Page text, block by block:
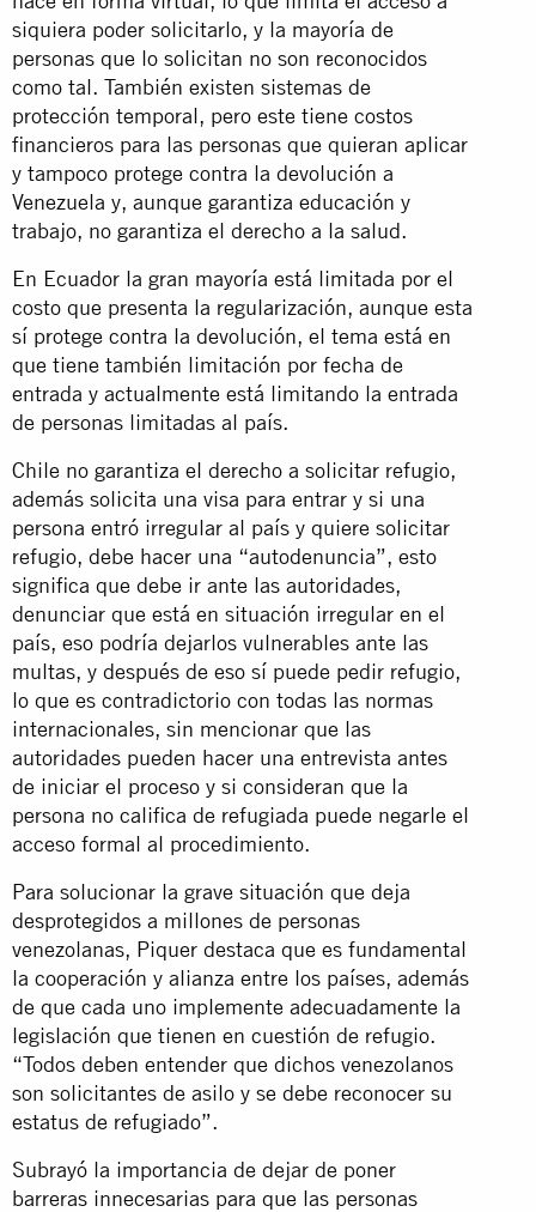
siquiera poder solicitarlo, y la mayoría de
personas que lo solicitan no son reconocidos
como tal. También existen sistemas de
protección temporal, pero este tiene costos
financieros para las personas que quieran aplicar
y tampoco protege contra la devolución a
Venezuela y, aunque garantiza educación y
trabajo, no garantiza el derecho a la salud.
En Ecuador la gran mayoría está limitada por el
costo que presenta la regularización, aunque esta
sí protege contra la devolución, el tema está en
que tiene también limitación por fecha de
entrada y actualmente está limitando la entrada
de personas limitadas al país.
Chile no garantiza el derecho a solicitar refugio,
además solicita una visa para entrar y si una
persona entró irregular al país y quiere solicitar
refugio, debe hacer una “autodenuncia”, esto
significa que debe ir ante las autoridades,
denunciar que está en situación irregular en el
país, eso podría dejarlos vulnerables ante las
multas, y después de eso sí puede pedir refugio,
lo que es contradictorio con todas las normas
internacionales, sin mencionar que las
autoridades pueden hacer una entrevista antes
de iniciar el proceso y si consideran que la
persona no califica de refugiada puede negarle el
acceso formal al procedimiento.
Para solucionar la grave situación que deja
desprotegidos a millones de personas
venezolanas, Piquer destaca que es fundamental
la cooperación y alianza entre los países, además
de que cada uno implemente adecuadamente la
legislación que tienen en cuestión de refugio.
“Todos deben entender que dichos venezolanos
son solicitantes de asilo y se debe reconocer su
estatus de refugiado”.
Subrayó la importancia de dejar de poner
barreras innecesarias para que las personas